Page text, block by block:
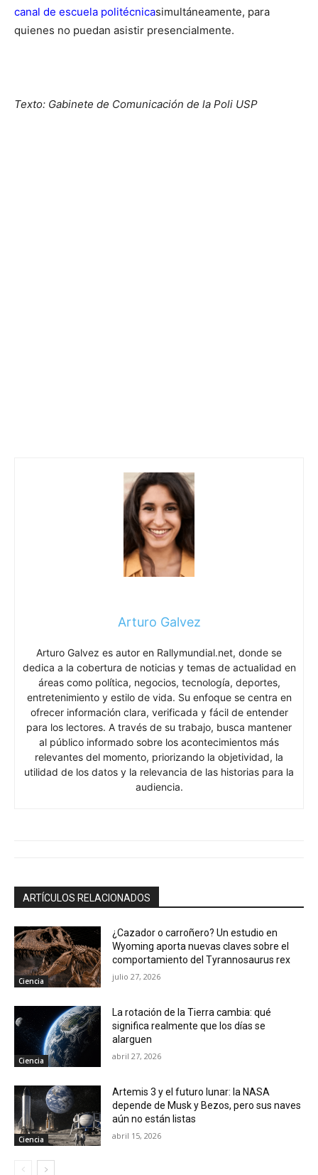
canal de escuela politécnicasimultáneamente, para
quienes no puedan asistir presencialmente.
Texto: Gabinete de Comunicación de la Poli USP
Arturo Galvez
Arturo Galvez es autor en Rallymundial.net, donde se
dedica a la cobertura de noticias y temas de actualidad en
áreas como política, negocios, tecnología, deportes,
entretenimiento y estilo de vida. Su enfoque se centra en
ofrecer información clara, verificada y fácil de entender
para los lectores. A través de su trabajo, busca mantener
al público informado sobre los acontecimientos más
relevantes del momento, priorizando la objetividad, la
utilidad de los datos y la relevancia de las historias para la
audiencia.
ARTÍCULOS RELACIONADOS
Ciencia
¿Cazador o carroñero? Un estudio en
Wyoming aporta nuevas claves sobre el
comportamiento del Tyrannosaurus rex
julio 27, 2026
Ciencia
La rotación de la Tierra cambia: qué
significa realmente que los días se
alarguen
abril 27, 2026
Ciencia
Artemis 3 y el futuro lunar: la NASA
depende de Musk y Bezos, pero sus naves
aún no están listas
abril 15, 2026